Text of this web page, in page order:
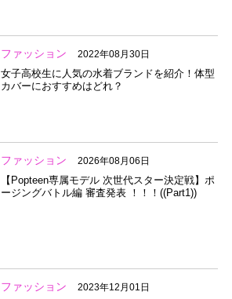
ファッション 2022年08月30日
女子高校生に人気の水着ブランドを紹介！体型
カバーにおすすめはどれ？
ファッション 2026年08月06日
【Popteen専属モデル 次世代スター決定戦】ポ
ージングバトル編 審査発表 ！！！((Part1))
ファッション 2023年12月01日